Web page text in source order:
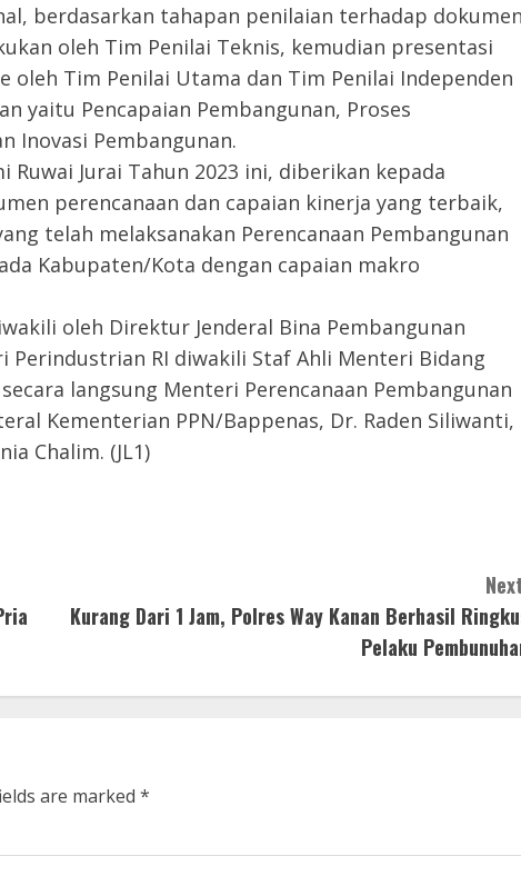
berdasarkan tahapan penilaian terhadap dokumen
oleh Tim Penilai Teknis, kemudian presentasi
oleh Tim Penilai Utama dan Tim Penilai Independen
yaitu Pencapaian Pembangunan, Proses
Inovasi Pembangunan.
Ruwai Jurai Tahun 2023 ini, diberikan kepada
perencanaan dan capaian kinerja yang terbaik,
telah melaksanakan Perencanaan Pembangunan
Kabupaten/Kota dengan capaian makro
oleh Direktur Jenderal Bina Pembangunan
Perindustrian RI diwakili Staf Ahli Menteri Bidang
langsung Menteri Perencanaan Pembangunan
Kementerian PPN/Bappenas, Dr. Raden Siliwanti,
Chalim. (JL1)
Kurang Dari 1 Jam, Polres Way Kanan Berhasil
Pelaku
are marked *